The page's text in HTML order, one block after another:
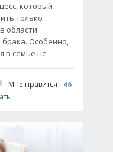
который
только
области
Особенно,
в семье не
Мне нравится
46